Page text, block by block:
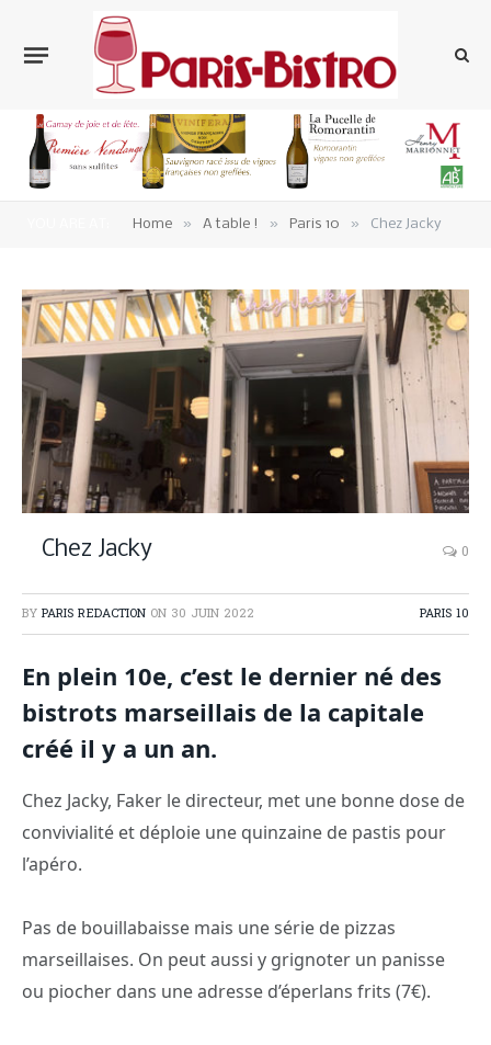
Home » A table ! » Paris 10 » Chez Jacky
Chez Jacky 0
BY PARIS REDACTION ON 30 JUIN 2022 PARIS 10
En plein 10e, c’est le dernier né des
bistrots marseillais de la capitale
créé il y a un an.
Chez Jacky, Faker le directeur, met une bonne dose de
convivialité et déploie une quinzaine de pastis pour
l’apéro.
Pas de bouillabaisse mais une série de pizzas
marseillaises. On peut aussi y grignoter un panisse
ou piocher dans une adresse d’éperlans frits (7€).